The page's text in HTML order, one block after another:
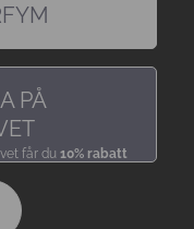
PÅ
får du 10% rabatt